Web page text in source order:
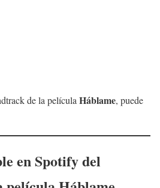
de la películaHáblame, puede
en Spotify del